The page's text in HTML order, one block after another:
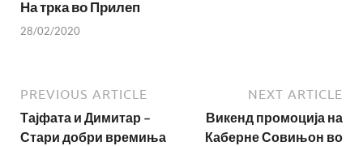
На трка во Прилеп
28/02/2020
PREVIOUS ARTICLE
Тајфата и Димитар –
Стари добри времиња
NEXT ARTICLE
Викенд промоција на
Каберне Совињон во